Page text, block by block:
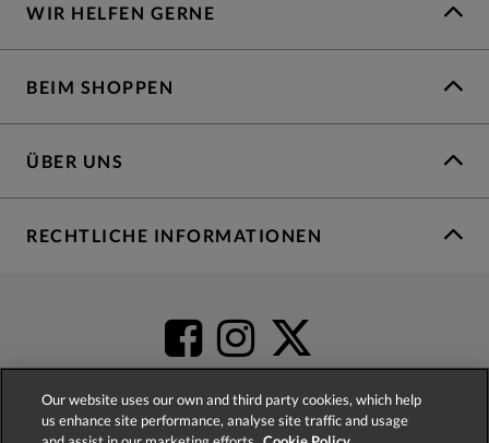
WIR HELFEN GERNE
BEIM SHOPPEN
ÜBER UNS
RECHTLICHE INFORMATIONEN
Our website uses our own and third party cookies, which help
us enhance site performance, analyse site traffic and usage